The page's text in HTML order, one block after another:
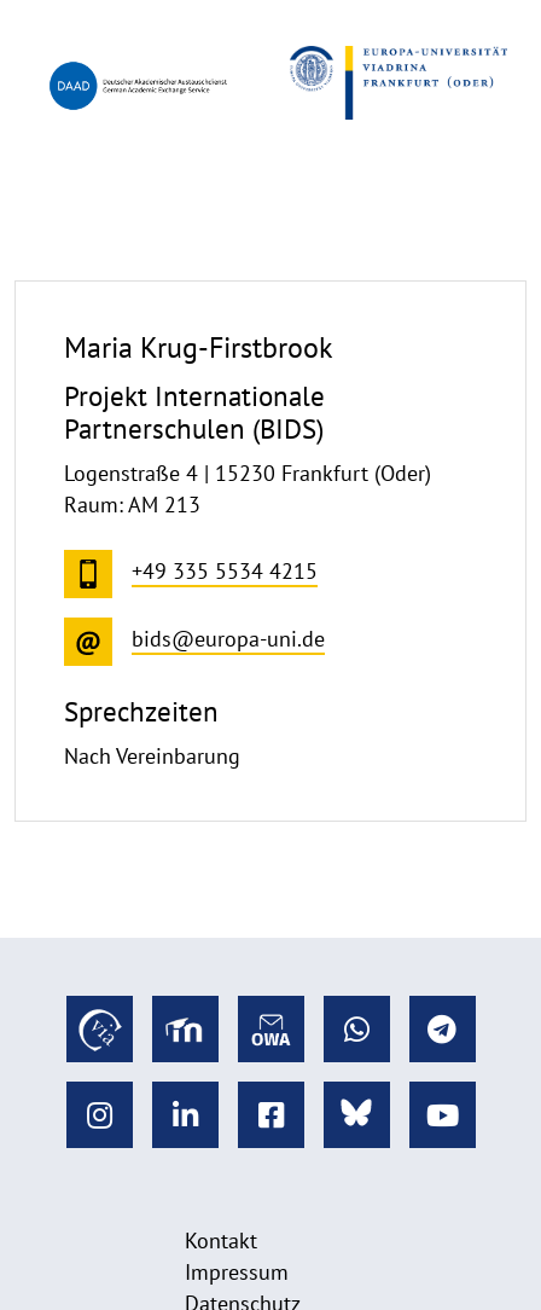
Eine
Zusammenarbeit
Maria Krug-Firstbrook
Projekt Internationale
Partnerschulen (BIDS)
Logenstraße 4 | 15230 Frankfurt (Oder)
Raum: AM 213
+49 335 5534 4215
bids@europa-uni.de
Sprechzeiten
Nach Vereinbarung
Kontakt
Impressum
Datenschutz